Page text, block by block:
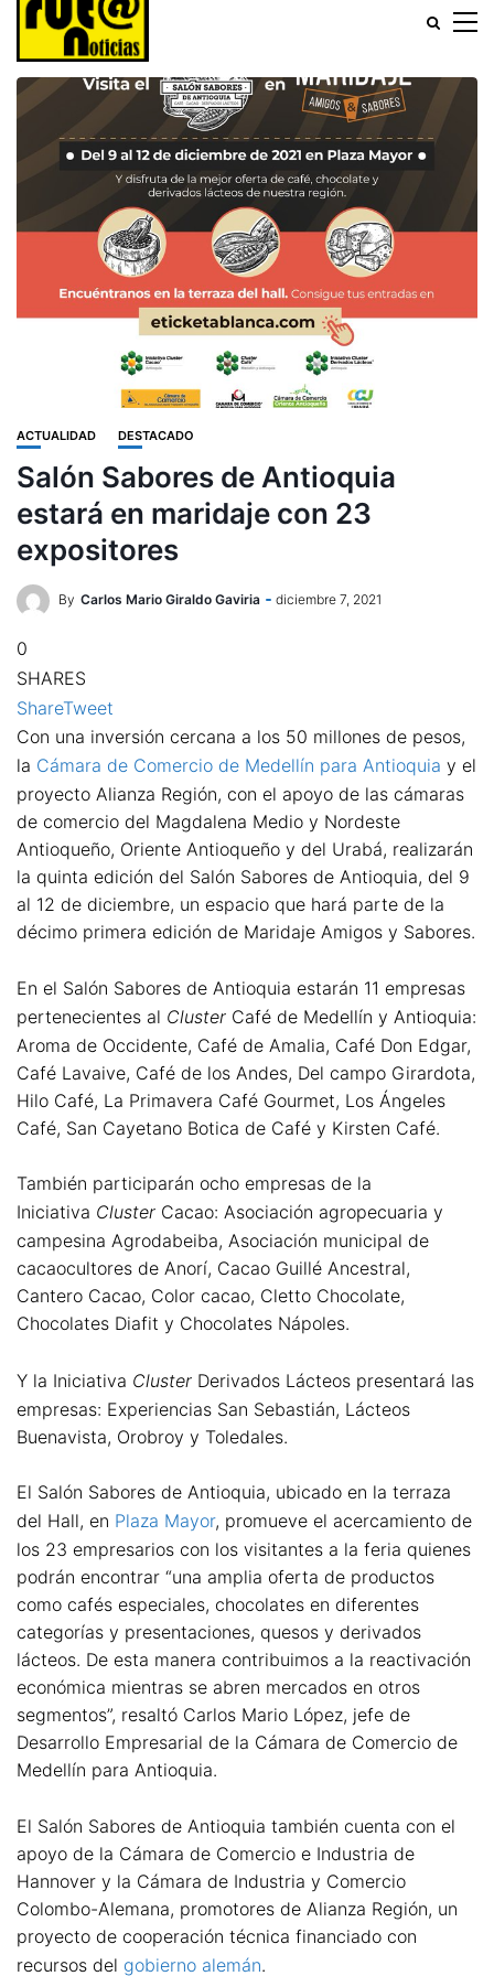
ACTUALIDAD DESTACADO
Salón Sabores de Antioquia
estará en maridaje con 23
expositores
By Carlos Mario Giraldo Gaviria diciembre 7, 2021
0
SHARES
ShareTweet
Con una inversión cercana a los 50 millones de pesos,
la Cámara de Comercio de Medellín para Antioquia y el
proyecto Alianza Región, con el apoyo de las cámaras
de comercio del Magdalena Medio y Nordeste
Antioqueño, Oriente Antioqueño y del Urabá, realizarán
la quinta edición del Salón Sabores de Antioquia, del 9
al 12 de diciembre, un espacio que hará parte de la
décimo primera edición de Maridaje Amigos y Sabores.
En el Salón Sabores de Antioquia estarán 11 empresas
pertenecientes al Cluster Café de Medellín y Antioquia:
Aroma de Occidente, Café de Amalia, Café Don Edgar,
Café Lavaive, Café de los Andes, Del campo Girardota,
Hilo Café, La Primavera Café Gourmet, Los Ángeles
Café, San Cayetano Botica de Café y Kirsten Café.
También participarán ocho empresas de la
Iniciativa Cluster Cacao: Asociación agropecuaria y
campesina Agrodabeiba, Asociación municipal de
cacaocultores de Anorí, Cacao Guillé Ancestral,
Cantero Cacao, Color cacao, Cletto Chocolate,
Chocolates Diafit y Chocolates Nápoles.
Y la Iniciativa Cluster Derivados Lácteos presentará las
empresas: Experiencias San Sebastián, Lácteos
Buenavista, Orobroy y Toledales.
El Salón Sabores de Antioquia, ubicado en la terraza
del Hall, en Plaza Mayor, promueve el acercamiento de
los 23 empresarios con los visitantes a la feria quienes
podrán encontrar “una amplia oferta de productos
como cafés especiales, chocolates en diferentes
categorías y presentaciones, quesos y derivados
lácteos. De esta manera contribuimos a la reactivación
económica mientras se abren mercados en otros
segmentos”, resaltó Carlos Mario López, jefe de
Desarrollo Empresarial de la Cámara de Comercio de
Medellín para Antioquia.
El Salón Sabores de Antioquia también cuenta con el
apoyo de la Cámara de Comercio e Industria de
Hannover y la Cámara de Industria y Comercio
Colombo-Alemana, promotores de Alianza Región, un
proyecto de cooperación técnica financiado con
recursos del gobierno alemán.